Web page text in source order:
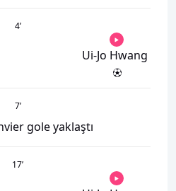
4’
Ui-Jo Hwang
7’
gole yaklaştı
17’